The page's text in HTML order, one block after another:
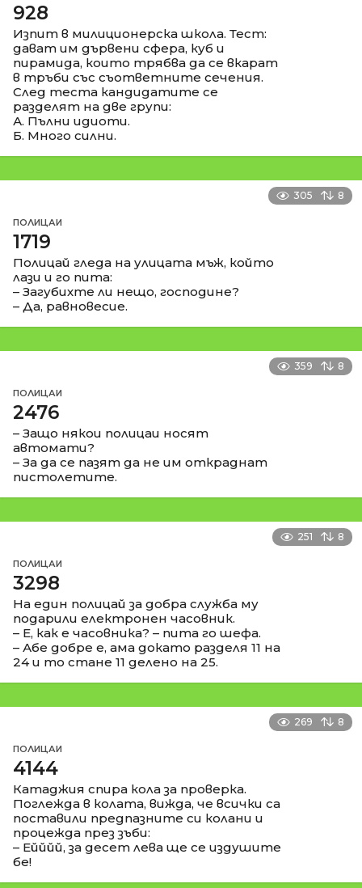
928
Изпит в милиционерска школа. Тест:
дават им дървени сфера, куб и
пирамида, които трябва да се вкарат
в тръби със съответните сечения.
След теста кандидатите се
разделят на две групи:
А. Пълни идиоти.
Б. Много силни.
305 8
ПОЛИЦАИ
1719
Полицай гледа на улицата мъж, който
лази и го пита:
– Загубихте ли нещо, господине?
– Да, равновесие.
359 8
ПОЛИЦАИ
2476
– Защо някои полицаи носят
автомати?
– За да се пазят да не им откраднат
пистолетите.
251 8
ПОЛИЦАИ
3298
На един полицай за добра служба му
подарили електронен часовник.
– Е, как е часовника? – пита го шефа.
– Абе добре е, ама докато разделя 11 на
24 и то стане 11 делено на 25.
269 8
ПОЛИЦАИ
4144
Катаджия спира кола за проверка.
Поглежда в колата, вижда, че всички са
поставили предпазните си колани и
процежда през зъби:
– Ейййй, за десет лева ще се издушите
бе!